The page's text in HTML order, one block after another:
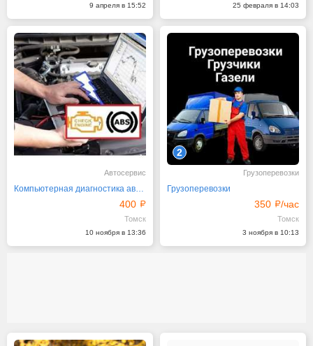
9 апреля в 15:52 25 февраля в 14:03
Автосервис
Компьютерная диагностика автомобилей
400
Томск
10 ноября в 13:36
2
Грузоперевозки
Грузоперевозки
350 /час
Томск
3 ноября в 10:13